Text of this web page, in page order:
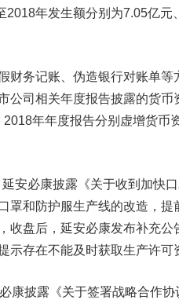
2018年发生额分别为7.05亿
务记账、伪造银行对账单等
公司相关年度报告披露的货
年年度报告分别虚增货币
必康披露《关于收到加快口
罩和防护服生产线的改造，
收盘后，延安必康发布补充
示存在不能及时获取生产许可
披露《关于签署战略合作协